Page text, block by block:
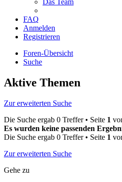
Das Team
FAQ
Anmelden
Registrieren
Foren-Übersicht
Suche
Aktive Themen
Zur erweiterten Suche
Die Suche ergab 0 Treffer • Seite 1
Es wurden keine passenden
Die Suche ergab 0 Treffer • Seite 1
Zur erweiterten Suche
Gehe zu